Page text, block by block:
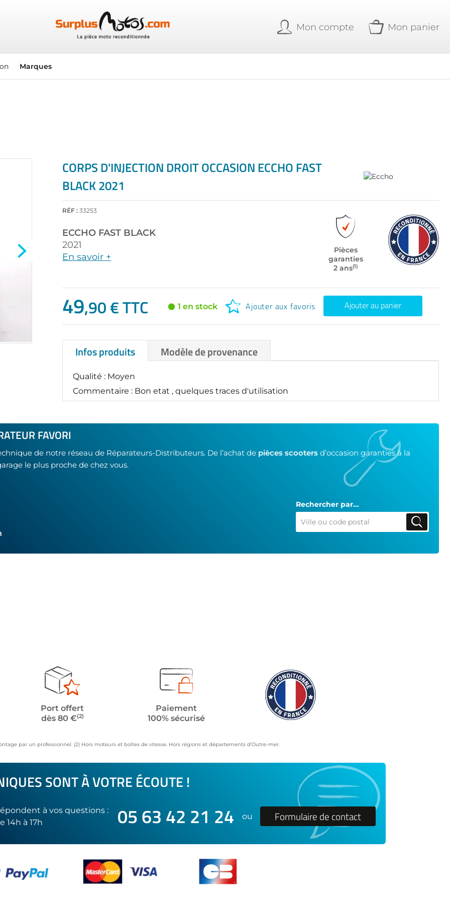
Mon compte Mon panier
Marques
CORPS D'INJECTION DROIT OCCASION ECCHO FAST
BLACK 2021
RÉF : 33253
ECCHO FAST BLACK
2021
En savoir +
Pièces
garanties
2 ans(1)
49,90 € TTC 1 en stock Ajouter aux favoris Ajouter au panier
Infos produits
Qualité : Moyen
Commentaire : Bon etat , quelques traces d'utilisation
Modèle de provenance
FAVORI
de notre réseau de Réparateurs-Distributeurs. De l’achat de pièces scooters d’occasion garanties à la
le plus proche de chez vous.
Rechercher par...
Port offert
dès 80 €(2)
Paiement
100% sécurisé
par un professionnel. (2) Hors moteurs et boîtes de vitesse. Hors régions et départements d’Outre-mer.
SONT À VOTRE ÉCOUTE !
à vos questions :
14h à 17h
05 63 42 21 24 ou Formulaire de contact